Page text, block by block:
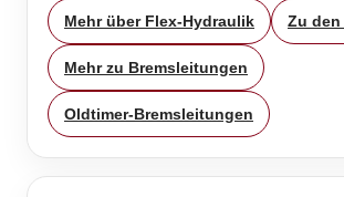
Mehr über Flex-Hydraulik Zu den
Mehr zu Bremsleitungen
Oldtimer-Bremsleitungen